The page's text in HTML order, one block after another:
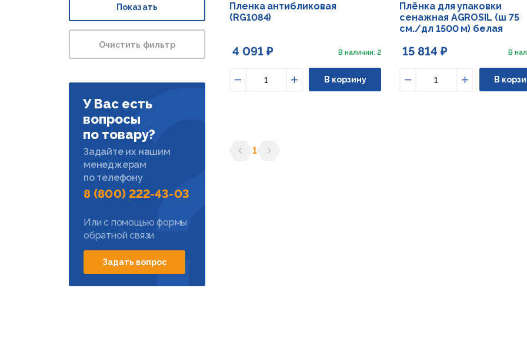
Показать
Очистить фильтр
У Вас есть
вопросы
по товару?
Задайте их нашим
менеджерам
по телефону
8 (800) 222-43-03
Или с помощью формы
обратной связи
Задать вопрос
Пленка антибликовая
(RG1084)
4 091 ₽ В наличии: 2
Увеличить
В корзину
Плёнка для упаковки
сенажная AGROSIL (ш 75
см./дл 1500 м) белая
15 814 ₽ В
Увеличить
В
1